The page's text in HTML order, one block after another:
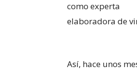
como experta
elaboradora de
Así, hace unos